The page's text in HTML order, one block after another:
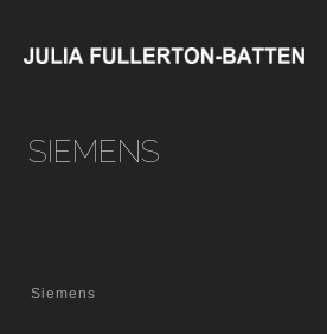
SIEMENS
Siemens